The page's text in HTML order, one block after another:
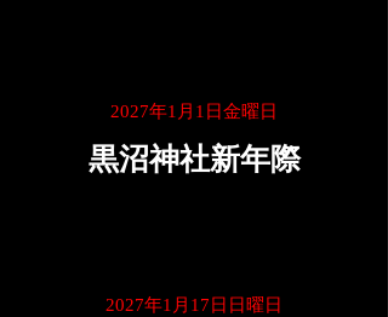
2027年1月1日金曜日
黒沼神社新年際
2027年1月17日日曜日